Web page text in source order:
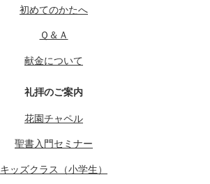
初めてのかたへ
Ｑ＆Ａ
献金について
礼拝のご案内
花園チャペル
聖書入門セミナー
キッズクラス（小学生）